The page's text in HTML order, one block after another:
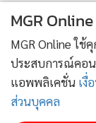
เสียงอาจจะทำใ
ประเด็นที่สาม กา
ใต้ดิน และเปลี่ยน
น้ำผิวดิน เปลี่ยน
อุปโภคบริโภคจา
MGR
MGR Online ใ
ประสบการณ์คอ
แอพพลิเคชั่น เงื่
ส่วนบุคคล